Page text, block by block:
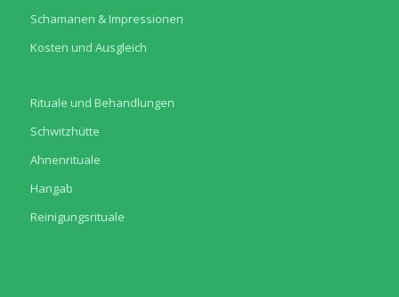
Schamanen & Impressionen
Kosten und Ausgleich
Rituale und Behandlungen
Schwitzhütte
Ahnenrituale
Hangab
Reinigungsrituale